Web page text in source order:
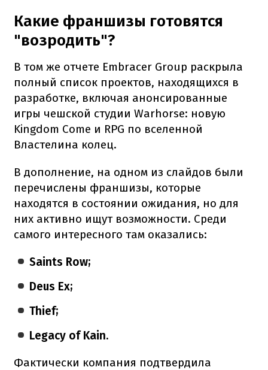
Какие франшизы готовятся
"возродить"?
В том же отчете Embracer Group раскрыла
полный список проектов, находящихся в
разработке, включая анонсированные
игры чешской студии Warhorse: новую
Kingdom Come и RPG по вселенной
Властелина колец.
В дополнение, на одном из слайдов были
перечислены франшизы, которые
находятся в состоянии ожидания, но для
них активно ищут возможности. Среди
самого интересного там оказались:
Saints Row;
Deus Ex;
Thief;
Legacy of Kain.
Фактически компания подтвердила